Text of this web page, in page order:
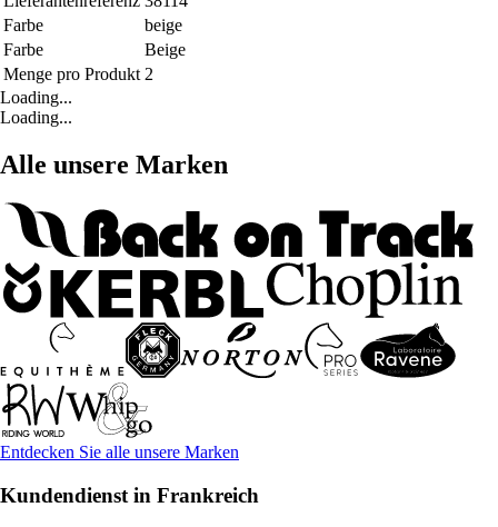
Farbe
beige
Farbe
Beige
Menge pro Produkt 2
Loading...
Loading...
Alle unsere Marken
Entdecken Sie alle unsere Marken
Kundendienst in Frankreich